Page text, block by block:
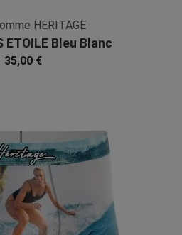
HERITAGE
ETOILE Bleu Blanc
Microfibre
35,00 €